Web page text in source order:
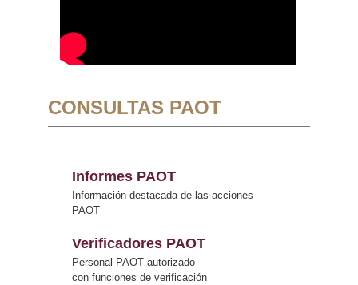
CONSULTAS PAOT
Informes PAOT
Información destacada de las acciones
PAOT
Verificadores PAOT
Personal PAOT autorizado
con funciones de verificación